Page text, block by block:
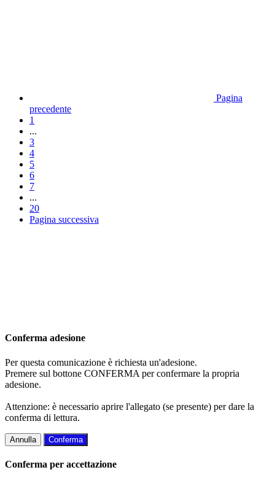
Pagina
precedente
1
...
3
4
5
6
7
...
20
Pagina successiva
Conferma adesione
Per questa comunicazione è richiesta un'adesione.
Premere sul bottone CONFERMA per confermare la propria
adesione.
Attenzione: è necessario aprire l'allegato (se presente) per dare la
conferma di lettura.
Annulla Conferma
Conferma per accettazione